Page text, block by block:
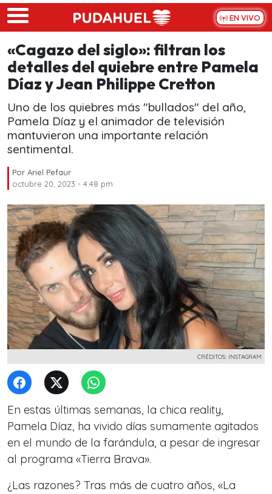
Skip to main content
EN VIVO
«Cagazo del siglo»: filtran los
detalles del quiebre entre Pamela
Díaz y Jean Philippe Cretton
Uno de los quiebres más "bullados" del año,
Pamela Díaz y el animador de televisión
mantuvieron una importante relación
sentimental.
Por Ariel Pefaur
octubre 20, 2023 - 4:48 pm
CRÉDITOS: INSTAGRAM
En estas últimas semanas, la chica reality,
Pamela Díaz, ha vivido días sumamente agitados
en el mundo de la farándula, a pesar de ingresar
al programa «Tierra Brava».
¿Las razones? Tras más de cuatro años, «La